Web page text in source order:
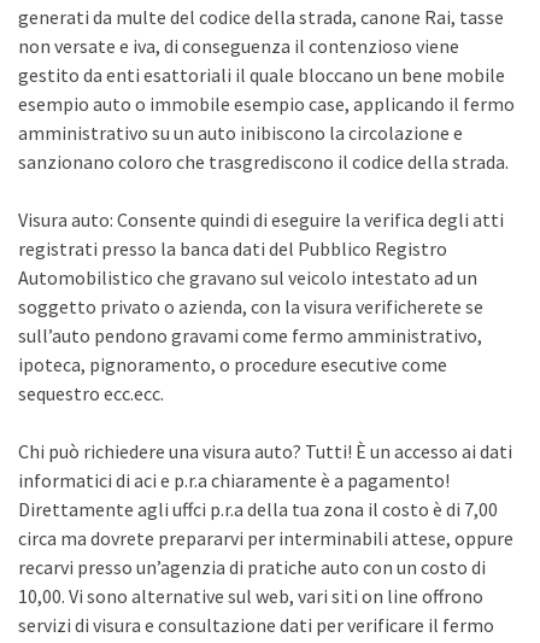
generati da multe del codice della strada, canone Rai, tasse
non versate e iva, di conseguenza il contenzioso viene
gestito da enti esattoriali il quale bloccano un bene mobile
esempio auto o immobile esempio case, applicando il fermo
amministrativo su un auto inibiscono la circolazione e
sanzionano coloro che trasgrediscono il codice della strada.
Visura auto: Consente quindi di eseguire la verifica degli atti
registrati presso la banca dati del Pubblico Registro
Automobilistico che gravano sul veicolo intestato ad un
soggetto privato o azienda, con la visura verificherete se
sull’auto pendono gravami come fermo amministrativo,
ipoteca, pignoramento, o procedure esecutive come
sequestro ecc.ecc.
Chi può richiedere una visura auto? Tutti! È un accesso ai dati
informatici di aci e p.r.a chiaramente è a pagamento!
Direttamente agli uffci p.r.a della tua zona il costo è di 7,00
circa ma dovrete prepararvi per interminabili attese, oppure
recarvi presso un’agenzia di pratiche auto con un costo di
10,00. Vi sono alternative sul web, vari siti on line offrono
servizi di visura e consultazione dati per verificare il fermo